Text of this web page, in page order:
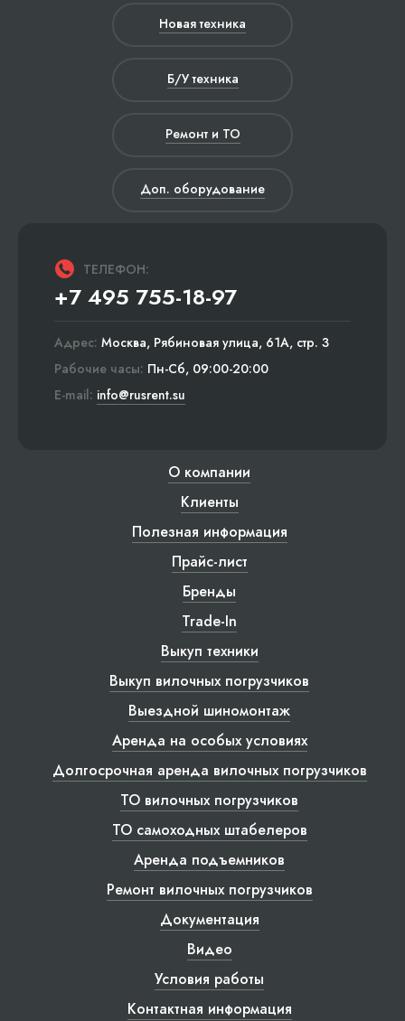
Новая техника
Б/У техника
Ремонт и ТО
Доп. оборудование
ТЕЛЕФОН:
+7 495 755-18-97
Адрес: Москва, Рябиновая улица, 61А, стр. 3
Рабочие часы: Пн-Сб, 09:00-20:00
E-mail: info@rusrent.su
О компании
Клиенты
Полезная информация
Прайс-лист
Бренды
Trade-In
Выкуп техники
Выкуп вилочных погрузчиков
Выездной шиномонтаж
Аренда на особых условиях
Долгосрочная аренда вилочных погрузчиков
ТО вилочных погрузчиков
ТО самоходных штабелеров
Аренда подъемников
Ремонт вилочных погрузчиков
Документация
Видео
Условия работы
Контактная информация